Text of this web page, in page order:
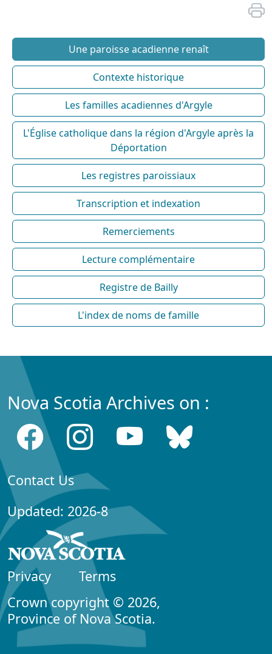
Une paroisse acadienne renaît
Contexte historique
Les familles acadiennes d'Argyle
L'Église catholique dans la région d'Argyle après la
Déportation
Les registres paroissiaux
Transcription et indexation
Remerciements
Lecture complémentaire
Registre de Bailly
L'index de noms de famille
Nova Scotia Archives on :
Contact Us
Updated: 2026-8
Privacy
Terms
Crown copyright © 2026,
Province of Nova Scotia.